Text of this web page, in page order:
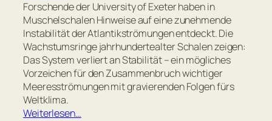
Forschende der University of Exeter haben in
Muschelschalen Hinweise auf eine zunehmende
Instabilität der Atlantikströmungen entdeckt. Die
Wachstumsringe jahrhundertealter Schalen zeigen:
Das System verliert an Stabilität – ein mögliches
Vorzeichen für den Zusammenbruch wichtiger
Meeresströmungen mit gravierenden Folgen fürs
Weltklima.
Weiterlesen…